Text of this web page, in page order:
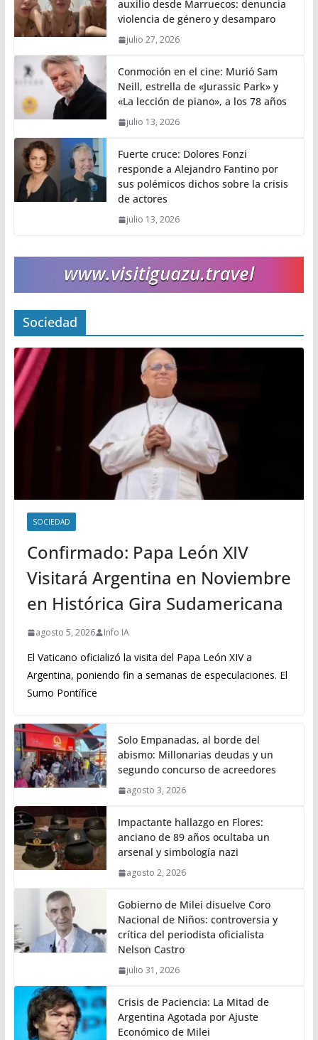
auxilio desde Marruecos: denuncia
violencia de género y desamparo
julio 27, 2026
Conmoción en el cine: Murió Sam
Neill, estrella de «Jurassic Park» y
«La lección de piano», a los 78 años
julio 13, 2026
Fuerte cruce: Dolores Fonzi
responde a Alejandro Fantino por
sus polémicos dichos sobre la crisis
de actores
julio 13, 2026
Sociedad
SOCIEDAD
Confirmado: Papa León XIV
Visitará Argentina en Noviembre
en Histórica Gira Sudamericana
agosto 5, 2026 Info IA
El Vaticano oficializó la visita del Papa León XIV a
Argentina, poniendo fin a semanas de especulaciones. El
Sumo Pontífice
Solo Empanadas, al borde del
abismo: Millonarias deudas y un
segundo concurso de acreedores
agosto 3, 2026
Impactante hallazgo en Flores:
anciano de 89 años ocultaba un
arsenal y simbología nazi
agosto 2, 2026
Gobierno de Milei disuelve Coro
Nacional de Niños: controversia y
crítica del periodista oficialista
Nelson Castro
julio 31, 2026
Crisis de Paciencia: La Mitad de
Argentina Agotada por Ajuste
Económico de Milei